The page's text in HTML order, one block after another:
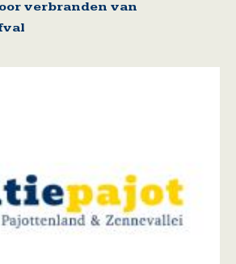
verbranden van